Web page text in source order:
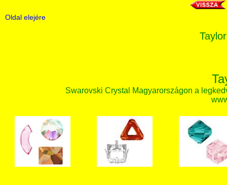
Oldal elejére
Swarovski Crystal Magyarországon a